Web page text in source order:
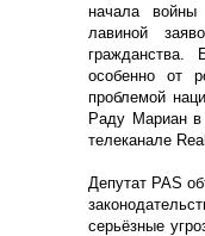
начала
лавиной
гражданства.
особенно от
проблемой
Раду Мариан в
телеканале
Депутат PAS
серьёзные